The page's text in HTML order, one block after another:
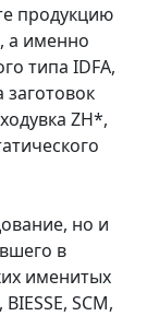
продукцию
а именно
типа IDFA,
ZH*,
но и
в
именитых
SCM,